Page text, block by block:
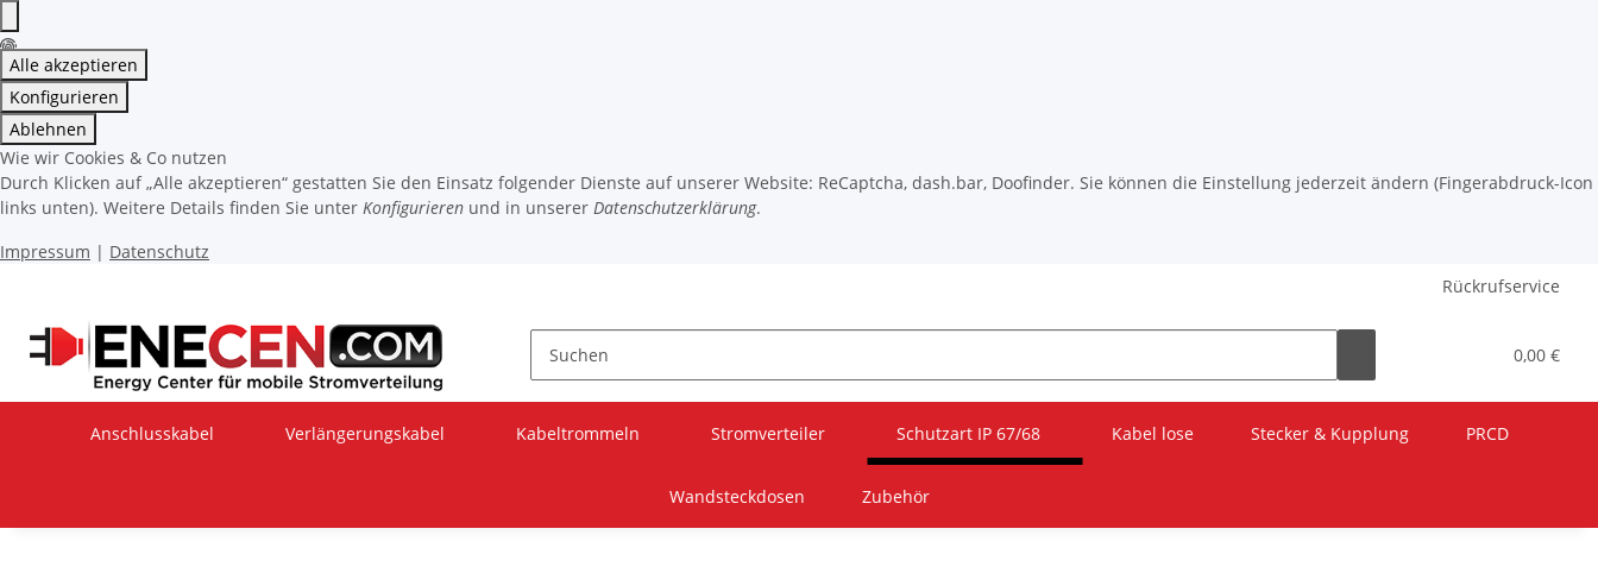
Alle akzeptieren
Konfigurieren
Ablehnen
Wie wir Cookies & Co nutzen
Durch Klicken auf „Alle akzeptieren“ gestatten Sie den Einsatz folgender Dienste auf unserer Website: ReCaptcha, dash.bar, Doofinder. Sie können die Einstellung jederzeit ändern (Fingerabdruck-Icon
links unten). Weitere Details finden Sie unter Konfigurieren und in unserer Datenschutzerklärung.
Impressum | Datenschutz
Rückrufservice
0,00 €
Anschlusskabel Verlängerungskabel Kabeltrommeln Stromverteiler Schutzart IP 67/68 Kabel lose Stecker & Kupplung PRCD
Wandsteckdosen Zubehör